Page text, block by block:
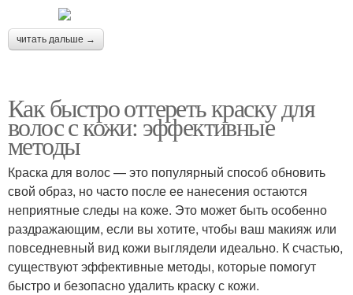
читать дальше →
Как быстро оттереть краску для
волос с кожи: эффективные
методы
Краска для волос — это популярный способ обновить
свой образ, но часто после ее нанесения остаются
неприятные следы на коже. Это может быть особенно
раздражающим, если вы хотите, чтобы ваш макияж или
повседневный вид кожи выглядели идеально. К счастью,
существуют эффективные методы, которые помогут
быстро и безопасно удалить краску с кожи.